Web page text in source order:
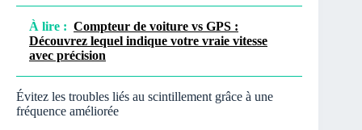
À lire : Compteur de voiture vs GPS :
Découvrez lequel indique votre vraie vitesse
avec précision
Évitez les troubles liés au scintillement grâce à une
fréquence améliorée